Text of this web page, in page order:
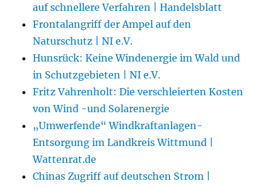
auf schnellere Verfahren | Handelsblatt
Frontalangriff der Ampel auf den
Naturschutz | NI e.V.
Hunsrück: Keine Windenergie im Wald und
in Schutzgebieten | NI e.V.
Fritz Vahrenholt: Die verschleierten Kosten
von Wind -und Solarenergie
„Umwerfende“ Windkraftanlagen-
Entsorgung im Landkreis Wittmund |
Wattenrat.de
Chinas Zugriff auf deutschen Strom |